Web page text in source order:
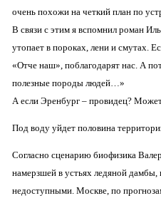
очень похожи на четкий план по
В связи с этим я вспомнил роман
утопает в пороках, лени и смутах.
«Отче наш», поблагодарят нас. А
полезные породы людей…»
А если Эренбург – провидец?
Под воду уйдет половина
Согласно сценарию биофизика
намерзшей в устьях ледяной
недоступными. Москве, по